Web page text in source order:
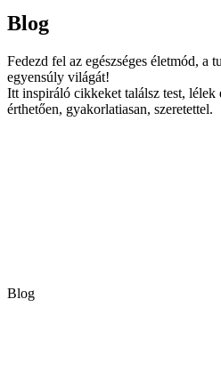
Blog
Fedezd fel az egészséges életmód, a
egyensúly világát!
Itt inspiráló cikkeket találsz test, lélek
érthetően, gyakorlatiasan, szeretettel.
Blog